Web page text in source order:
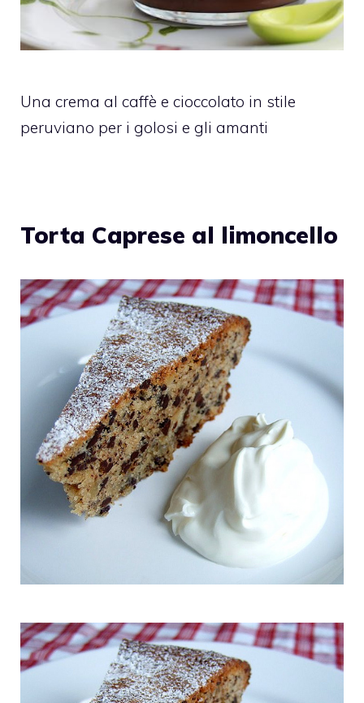
Una crema al caffè e cioccolato in stile
peruviano per i golosi e gli amanti
Torta Caprese al limoncello